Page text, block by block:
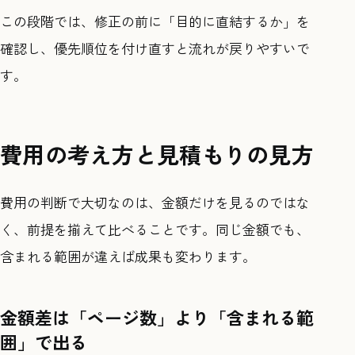
この段階では、修正の前に「目的に直結するか」を
確認し、優先順位を付け直すと流れが戻りやすいで
す。
費用の考え方と見積もりの見方
費用の判断で大切なのは、金額だけを見るのではな
く、前提を揃えて比べることです。同じ金額でも、
含まれる範囲が違えば成果も変わります。
金額差は「ページ数」より「含まれる範
囲」で出る